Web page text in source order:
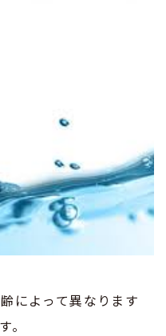
によって異なります
。